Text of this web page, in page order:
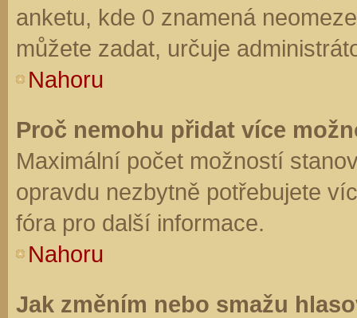
anketu, kde 0 znamená
můžete zadat, určuje
Nahoru
Proč nemohu přidat více
Maximální počet možností
opravdu nezbytně potřebujete
fóra pro další informace.
Nahoru
Jak změním nebo smažu